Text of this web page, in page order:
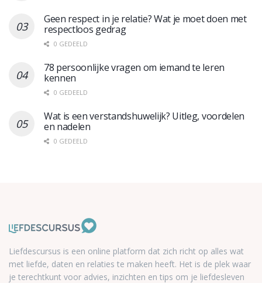
Geen respect in je relatie? Wat je moet doen met
respectloos gedrag
0 GEDEELD
78 persoonlijke vragen om iemand te leren
kennen
0 GEDEELD
Wat is een verstandshuwelijk? Uitleg, voordelen
en nadelen
0 GEDEELD
Liefdescursus is een online platform dat zich richt op alles wat
met liefde, daten en relaties te maken heeft. Het is de plek waar
je terechtkunt voor advies, inzichten en tips om je liefdesleven